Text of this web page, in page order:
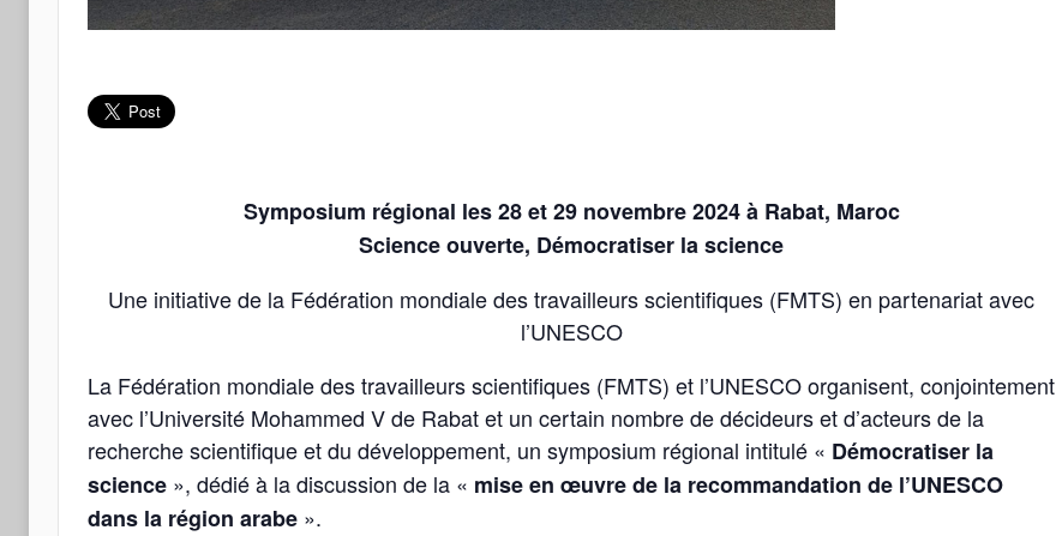
Symposium régional les 28 et 29 novembre 2024 à Rabat, Maroc
Science ouverte, Démocratiser la science
Une initiative de la Fédération mondiale des travailleurs scientifiques (FMTS) en partenariat avec
l’UNESCO
La Fédération mondiale des travailleurs scientifiques (FMTS) et l’UNESCO organisent, conjointement
avec l’Université Mohammed V de Rabat et un certain nombre de décideurs et d’acteurs de la
recherche scientifique et du développement, un symposium régional intitulé « Démocratiser la
science », dédié à la discussion de la « mise en œuvre de la recommandation de l’UNESCO
dans la région arabe ».